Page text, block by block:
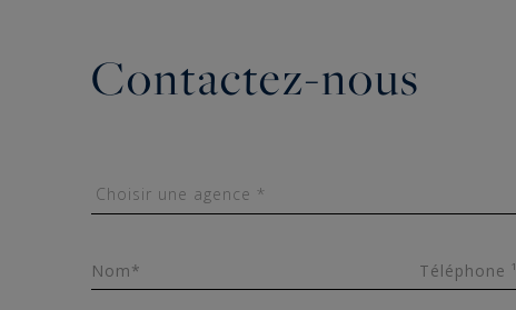
Contactez-nous
Nom* Téléphone ¹